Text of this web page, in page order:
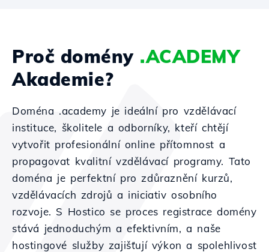
Proč domény .ACADEMY
Akademie?
Doména .academy je ideální pro vzdělávací
instituce, školitele a odborníky, kteří chtějí
vytvořit profesionální online přítomnost a
propagovat kvalitní vzdělávací programy. Tato
doména je perfektní pro zdůraznění kurzů,
vzdělávacích zdrojů a iniciativ osobního
rozvoje. S Hostico se proces registrace domény
stává jednoduchým a efektivním, a naše
hostingové služby zajišťují výkon a spolehlivost